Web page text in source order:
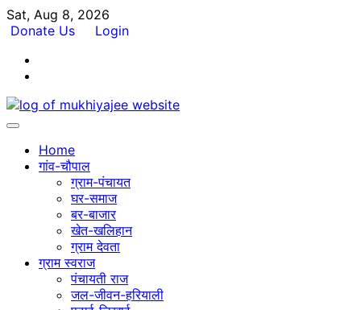
Skip
to
Sat, Aug 8, 2026
Donate Us
Login
Home
गांव-चौपाल
ग्राम-पंचायत
घर-समाज
बर-बाजार
खेत-खलिहान
ग्राम देवता
ग्राम स्वराज
पंचायती राज
जल-जीवन-हरियाली